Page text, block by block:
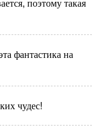
фантастика на
чудес!